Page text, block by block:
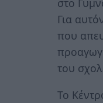
στο
Για
που
του
Το